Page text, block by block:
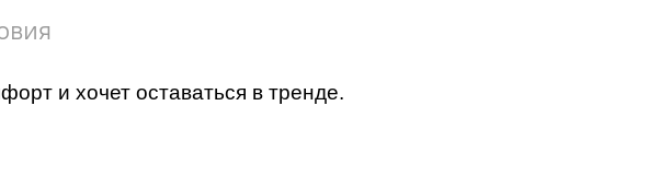
и хочет оставаться в тренде.